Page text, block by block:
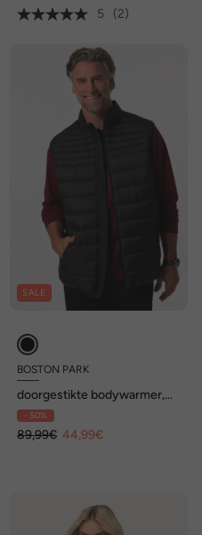
5
(2)
SALE
BOSTON PARK
doorgestikte bodywarmer,
opstaande kraag, tot 8XL
- 50%
89,99€ 44,99€